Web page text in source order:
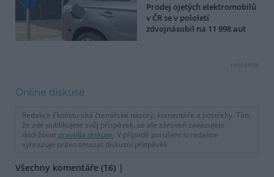
Prodej ojetých elektromobilů
v ČR se v pololetí
zdvojnásobil na 11 998 aut
reklama
Online diskuse
Redakce Ekolistu vítá čtenářské názory, komentáře a postřehy. Tím,
že zde publikujete svůj příspěvek, se ale zároveň zavazujete
dodržovat pravidla diskuse. V případě porušení si redakce
vyhrazuje právo smazat diskusní příspěvěk
Všechny komentáře (16)